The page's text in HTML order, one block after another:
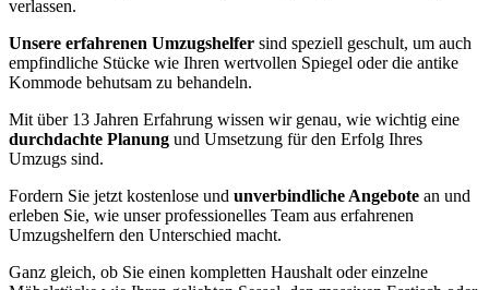
verlassen.
Unsere erfahrenen Umzugshelfer sind speziell geschult, um auch
empfindliche Stücke wie Ihren wertvollen Spiegel oder die antike
Kommode behutsam zu behandeln.
Mit über 13 Jahren Erfahrung wissen wir genau, wie wichtig eine
durchdachte Planung und Umsetzung für den Erfolg Ihres
Umzugs sind.
Fordern Sie jetzt kostenlose und unverbindliche Angebote an und
erleben Sie, wie unser professionelles Team aus erfahrenen
Umzugshelfern den Unterschied macht.
Ganz gleich, ob Sie einen kompletten Haushalt oder einzelne